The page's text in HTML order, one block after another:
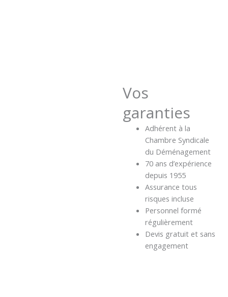
Vos
garanties
Adhérent à la
Chambre Syndicale
du Déménagement
70 ans d’expérience
depuis 1955
Assurance tous
risques incluse
Personnel formé
régulièrement
Devis gratuit et sans
engagement